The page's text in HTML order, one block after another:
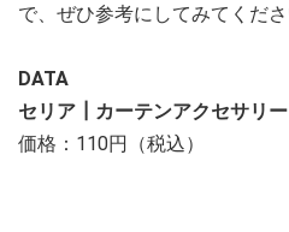
で、ぜひ参考にしてみてくださ
DATA
セリア┃カーテンアクセサリ
価格：110円（税込）